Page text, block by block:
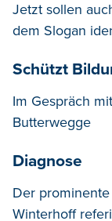
Jetzt sollen
dem Slogan
Schützt
Im Gespräch
Butterwegge
Diagnose
Der
Winterhoff